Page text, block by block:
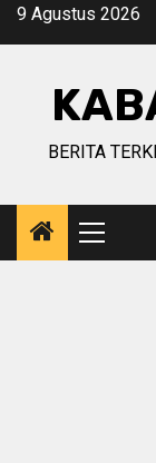
Skip9 Agustus 2026
BERITA
Primary
Menu